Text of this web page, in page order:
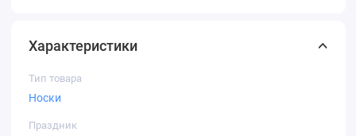
Характеристики
Тип товара
Носки
Праздник